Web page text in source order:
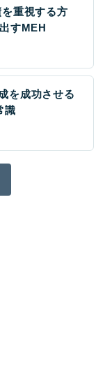
重視する方
すMEH
を成功させる
識